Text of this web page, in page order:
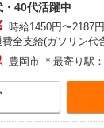
・40代活躍中
時給1450円〜2187
費全支給(ガソリン代
豊岡市 ＊最寄り駅